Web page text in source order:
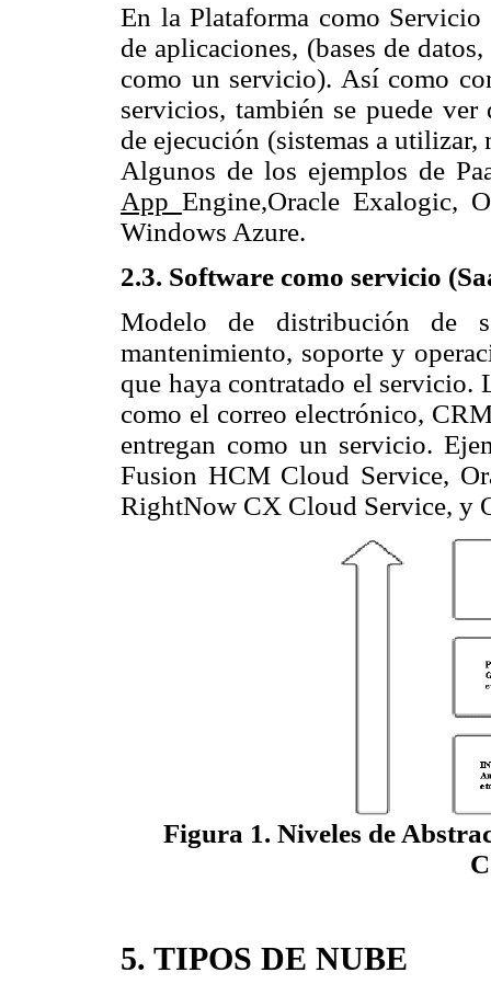
En la Plataforma como Servicio
de aplicaciones, (bases de
como un servicio). Así como
servicios, también se puede
de ejecución (sistemas a utilizar,
Algunos de los ejemplos de
App Engine,Oracle Exalogic,
Windows Azure.
2.3. Software como servicio
Modelo de distribución de
mantenimiento, soporte y
que haya contratado el servicio.
como el correo electrónico,
entregan como un servicio.
Fusion HCM Cloud Service,
RightNow CX Cloud Service, y
Figura 1. Niveles de
5. TIPOS DE NUBE